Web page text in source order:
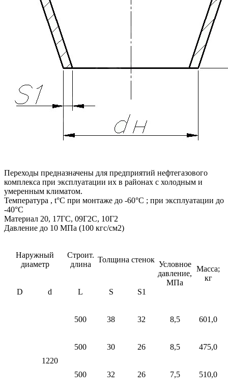
Переходы предназначены для предприятий нефтегазового
комплекса при эксплуатации их в районах с холодным и
умеренным климатом.
Температура , t°C при монтаже до -60°C ; при эксплуатации до
-40°C
Материал 20, 17ГС, 09Г2С, 10Г2
Давление до 10 МПа (100 кгс/см2)
Наружный
диаметр
Строит.
длина
Толщина стенок
Условное
давление,
МПа
Масса;
кг
D
d L S S1
1220
500 38 32 8,5 601,0
500 30 26 8,5 475,0
500 32 26 7,5 510,0